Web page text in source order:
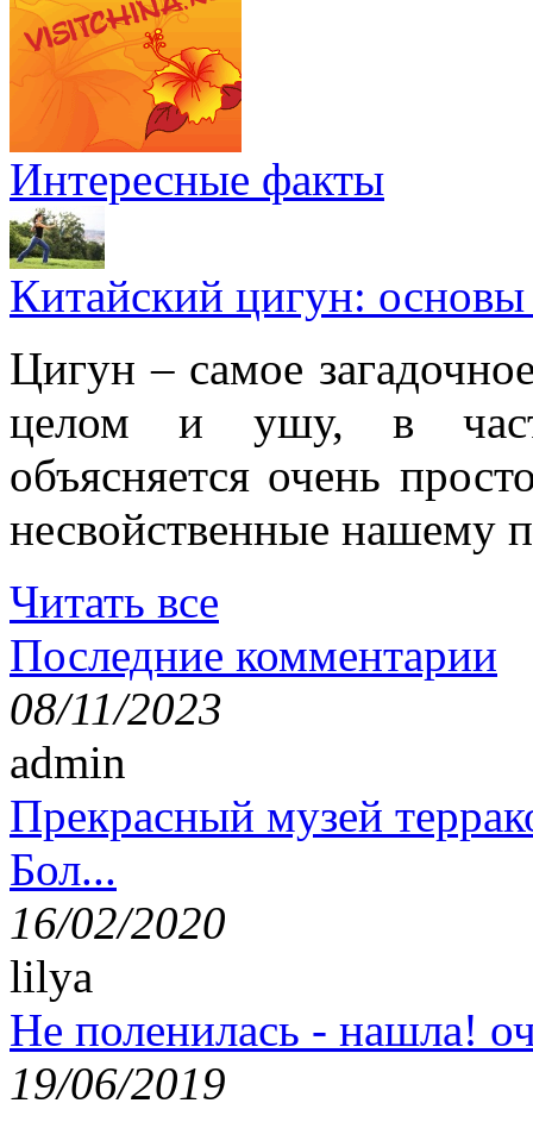
Интересные факты
Китайский цигун:
Цигун – самое
целом и ушу, в
объясняется очень
несвойственные нашему
Читать все
Последние комментарии
08/11/2023
admin
Прекрасный музей
Бол...
16/02/2020
lilya
Не поленилась - нашла!
19/06/2019